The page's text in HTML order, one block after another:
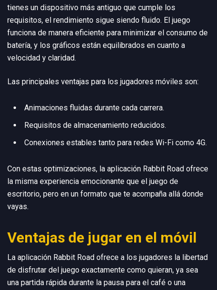
tienes un dispositivo más antiguo que cumple los
requisitos, el rendimiento sigue siendo fluido. El juego
funciona de manera eficiente para minimizar el consumo de
batería, y los gráficos están equilibrados en cuanto a
velocidad y claridad.
Las principales ventajas para los jugadores móviles son:
Animaciones fluidas durante cada carrera.
Requisitos de almacenamiento reducidos.
Conexiones estables tanto para redes Wi-Fi como 4G.
Con estas optimizaciones, la aplicación Rabbit Road ofrece
la misma experiencia emocionante que el juego de
escritorio, pero en un formato que te acompaña allá donde
vayas.
Ventajas de jugar en el móvil
La aplicación Rabbit Road ofrece a los jugadores la libertad
de disfrutar del juego exactamente como quieran, ya sea
una partida rápida durante la pausa para el café o una